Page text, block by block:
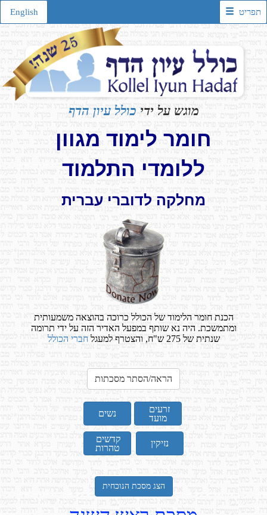
English תפריט
מוגש על ידי כולל עיון הדף
חומר לימוד מגוון
ללומדי התלמוד
מחלקה לדוברי עברית
הכנת חומר הלימוד של הכולל כרוכה בהוצאה משמעותית
ומתמשכת. היה נא שותף במפעל האדיר הזה על ידי תרומה
שנתית של 275 ש"ח, והצטרף למעגל
חברי הכולל
הראה/הסתר מסכתות
נשים
קדשים
טהרות
זרעים
מועד
נזיקין
הצג מסכת הנוכחית